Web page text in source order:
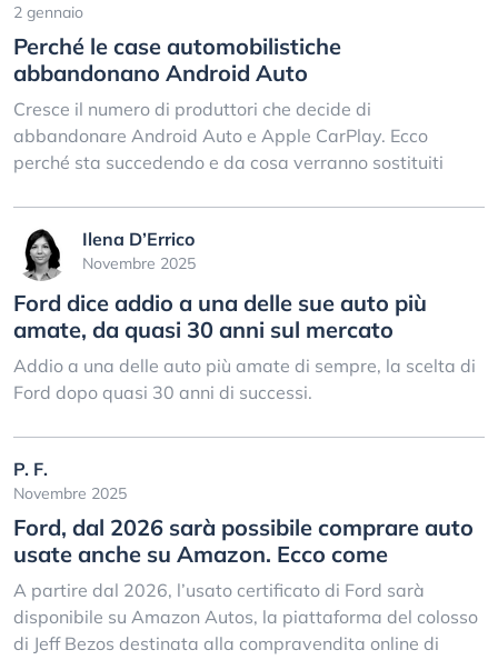
2 gennaio
Perché le case automobilistiche
abbandonano Android Auto
Cresce il numero di produttori che decide di
abbandonare Android Auto e Apple CarPlay. Ecco
perché sta succedendo e da cosa verranno sostituiti
Ilena D’Errico
Novembre 2025
Ford dice addio a una delle sue auto più
amate, da quasi 30 anni sul mercato
Addio a una delle auto più amate di sempre, la scelta di
Ford dopo quasi 30 anni di successi.
P. F.
Novembre 2025
Ford, dal 2026 sarà possibile comprare auto
usate anche su Amazon. Ecco come
A partire dal 2026, l’usato certificato di Ford sarà
disponibile su Amazon Autos, la piattaforma del colosso
di Jeff Bezos destinata alla compravendita online di